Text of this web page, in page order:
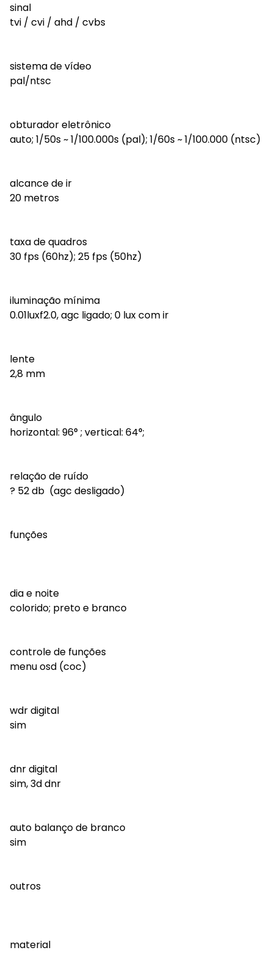
sinal
tvi / cvi / ahd / cvbs
sistema de vídeo
pal/ntsc
obturador eletrônico
auto; 1/50s ~ 1/100.000s (pal); 1/60s ~ 1/100.000 (ntsc)
alcance de ir
20 metros
taxa de quadros
30 fps (60hz); 25 fps (50hz)
iluminação mínima
0.01luxf2.0, agc ligado; 0 lux com ir
lente
2,8 mm
ângulo
horizontal: 96° ; vertical: 64°;
relação de ruído
? 52 db (agc desligado)
funções
dia e noite
colorido; preto e branco
controle de funções
menu osd (coc)
wdr digital
sim
dnr digital
sim, 3d dnr
auto balanço de branco
sim
outros
material